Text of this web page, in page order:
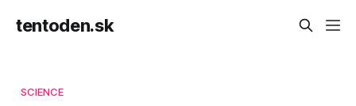
tentoden.sk
SCIENCE